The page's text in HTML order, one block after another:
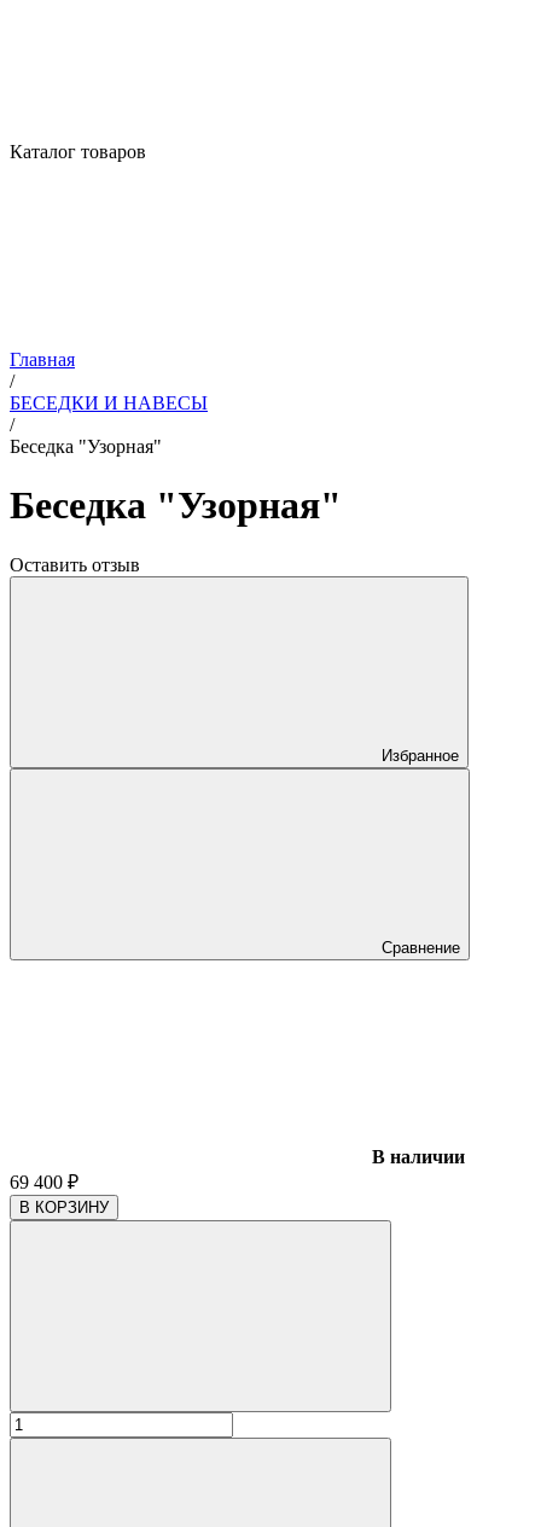
Каталог товаров
Главная
/
БЕСЕДКИ И НАВЕСЫ
/
Беседка "Узорная"
Беседка "Узорная"
Оставить отзыв
Избранное
Сравнение
В наличии
69 400 ₽
В КОРЗИНУ